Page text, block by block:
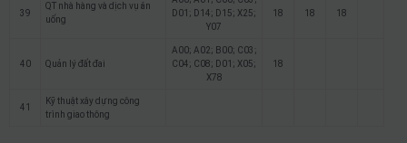
39
QT nhà hàng và dịch vụ ăn
uống
D01; D14; D15; X25;
Y07
18 18 18
40 Quản lý đất đai
A00; A02; B00; C03;
C04; C08; D01; X05;
X78
18
41
Kỹ thuật xây dựng công
trình giao thông